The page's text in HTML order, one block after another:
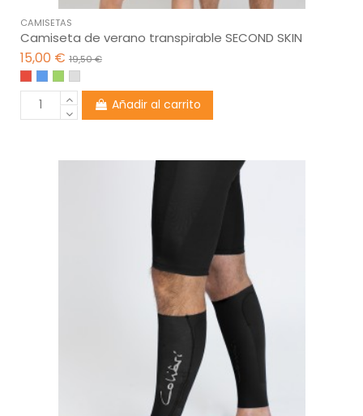
CAMISETAS
Camiseta de verano transpirable SECOND SKIN
15,00 € 19,50 €
Añadir al carrito